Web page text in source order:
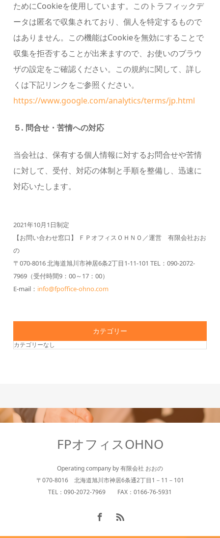
ためにCookieを使用しています。このトラフィックデ
ータは匿名で収集されており、個人を特定するもので
はありません。この機能はCookieを無効にすることで
収集を拒否することが出来ますので、お使いのブラウ
ザの設定をご確認ください。この規約に関して、詳し
くは下記リンクをご参照ください。
https://www.google.com/analytics/terms/jp.html
５. 問合せ・苦情への対応
当会社は、保有する個人情報に対するお問合せや苦情
に対して、受付、対応の体制と手順を整備し、迅速に
対応いたします。
2021年10月1日制定
【お問い合わせ窓口】 ＦＰオフィスＯＨＮＯ／運営 有限会社おお
の
〒070-8016 北海道旭川市神居6条2丁目1-11-101 TEL：090-2072-
7969（受付時間9：00～17：00）
E-mail： info@fpoffice-ohno.com
カテゴリー
カテゴリーなし
FPオフィスOHNO
Operating company by 有限会社 おおの
〒070-8016 北海道旭川市神居6条通2丁目1－11－101
TEL：090-2072-7969 FAX：0166-76-5931